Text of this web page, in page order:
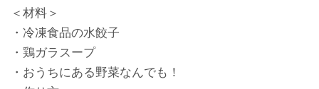
＜材料＞
・冷凍食品の水餃子
・鶏ガラスープ
・おうちにある野菜なんでも！